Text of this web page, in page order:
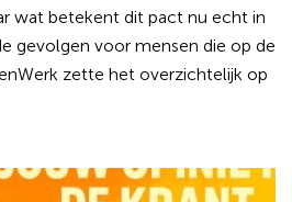
wat betekent dit pact nu echt in
gevolgen voor mensen die op de
zette het overzichtelijk op